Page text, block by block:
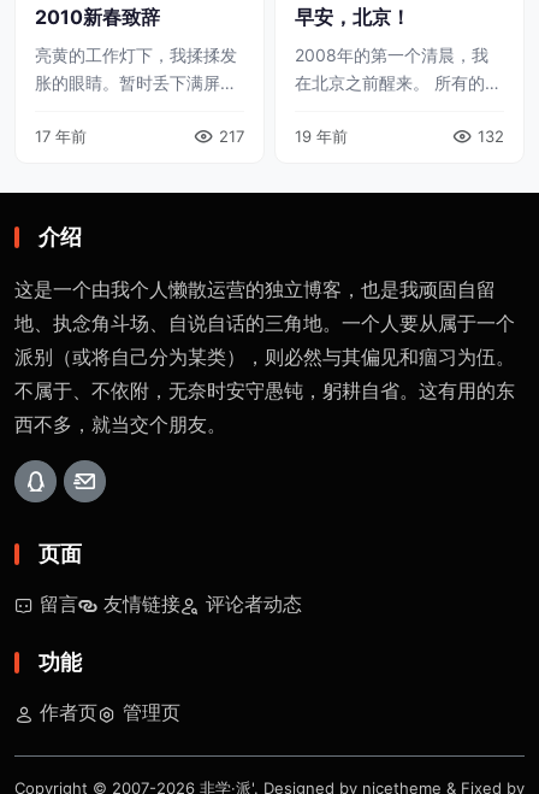
2010新春致辞
亮黄的工作灯下，我揉揉发
胀的眼睛。暂时丢下满屏的
许我不至于忌恨造就我们的
抱有不满。我们没有的东西
太多——这不可 ...
17 年前 217
早安，北京！
2008年的第一个清晨，我
在北京之前醒来。 所有的一
的空气，新的一天，新的工
有寒冷。我插上耳塞，意外
19 年前 132
介绍
这是一个由我个人懒散运营的独立博客，也是我顽固自留
地、执念角斗场、自说自话的三角地。一个人要从属于一个
派别（或将自己分为某类），则必然与其偏见和痼习为伍。
不属于、不依附，无奈时安守愚钝，躬耕自省。这有用的东
西不多，就当交个朋友。
页面
留言 友情链接 评论者动态
功能
作者页 管理页
Copyright © 2007-2026 非学·派'. Designed by nicetheme & Fixed by